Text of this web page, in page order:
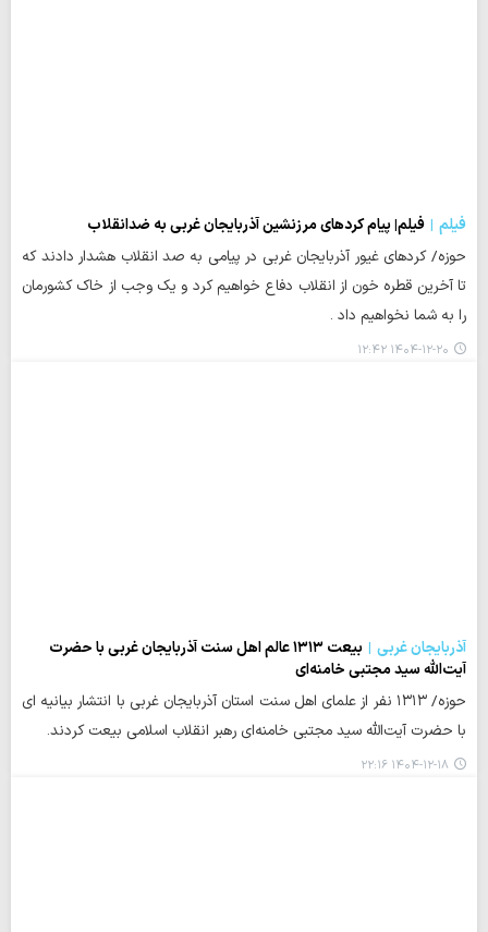
فیلم
فیلم| پیام کردهای مرزنشین آذربایجان غربی به ضدانقلاب
حوزه/ کردهای غیور آذربایجان غربی در پیامی به صد انقلاب هشدار دادند که
تا آخرین قطره خون از انقلاب دفاع خواهیم کرد و یک وجب از خاک کشورمان
را به شما نخواهیم داد .
۱۴۰۴-۱۲-۲۰ ۱۲:۴۲
آذربایجان غربی
بیعت ۱۳۱۳ عالم اهل سنت آذربایجان غربی با حضرت
آیت‌الله سید مجتبی خامنه‌ای
حوزه/ ۱۳۱۳ نفر از علمای اهل سنت استان آذربایجان غربی با انتشار بیانیه ای
با حضرت آیت‌الله سید مجتبی خامنه‌ای رهبر انقلاب اسلامی بیعت کردند.
۱۴۰۴-۱۲-۱۸ ۲۲:۱۶